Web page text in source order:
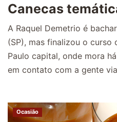
Canecas
A Raquel Demetrio é
(SP), mas finalizou o curso
Paulo capital, onde mora
em contato com a gente
Ocasião